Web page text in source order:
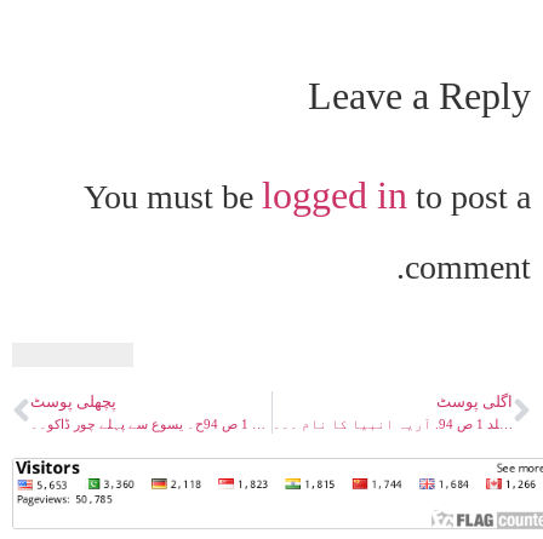
Leave a Reply
You must be logged in to post a
comment.
پچھلی پوسٹ اگلی پوسٹ